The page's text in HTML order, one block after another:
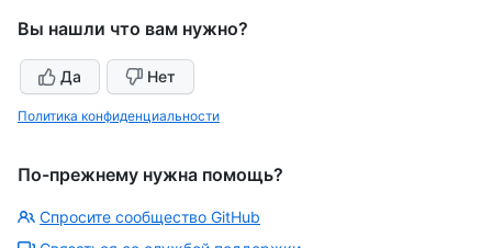
Вы нашли что вам нужно?
Да Нет
Политика конфиденциальности
По-прежнему нужна помощь?
Спросите сообщество GitHub